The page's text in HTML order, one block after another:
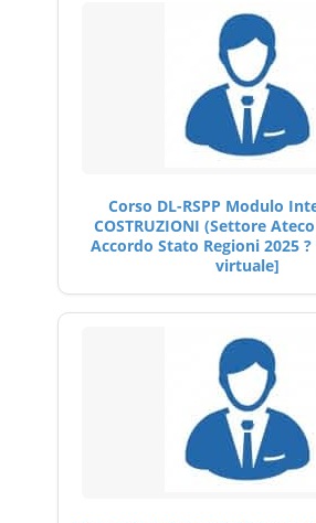
Corso DL-RSPP Modulo
COSTRUZIONI (Settore
Accordo Stato Regioni 2025
virtuale]